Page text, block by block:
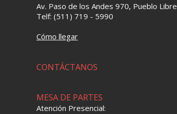
Av. Paso de los Andes 970, Pueblo Libre
Telf: (511) 719 - 5990
Cómo llegar
CONTÁCTANOS
MESA DE PARTES
Atención Presencial: